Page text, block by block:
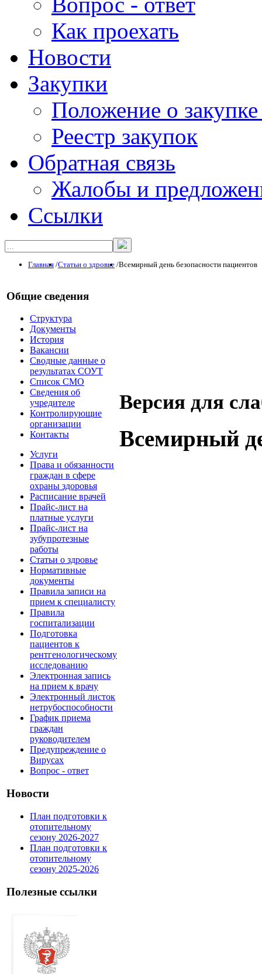
Как проехать
Новости
Закупки
Положение о
Реестр закупок
Обратная связь
Жалобы и
Ссылки
Главная /Статьи о здровье /Всемирный день безопасности пациентов
Общие сведения
Структура
Документы
История
Вакансии
Сводные данные о
результатах СОУТ
Список СМО
Сведения об
учредителе
Контролирующие
организации
Контакты
Услуги
Права и обязанности
граждан в сфере
охраны здоровья
Расписание врачей
Прайс-лист на
платные услуги
Прайс-лист на
зубупротезные
работы
Статьи о здровье
Нормативные
документы
Правила записи на
прием к специалисту
Правила
госпитализации
Подготовка
пациентов к
рентгенологическому
исследованию
Электронная запись
на прием к врачу
Электронный листок
нетрубоспособности
График приема
граждан
руководителем
Предупреждение о
Вирусах
Вопрос - ответ
Новости
План подготовки к
отопительному
сезону 2026-2027
План подготовки к
отопительному
сезону 2025-2026
Полезные ссылки
Версия для
Всемирный